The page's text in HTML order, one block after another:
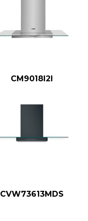
CM9018I2I
CVW73613MDS